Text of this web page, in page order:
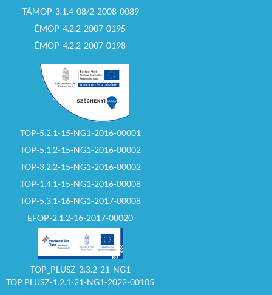
TÁMOP-3.1.4-08/2-2008-0089
ÉMOP-4.2.2-2007-0195
ÉMOP-4.2.2-2007-0198
TOP-5.2.1-15-NG1-2016-00001
TOP-5.1.2-15-NG1-2016-00002
TOP-3.2.2-15-NG1-2016-00002
TOP-1.4.1-15-NG1-2016-00008
TOP-5.3.1-16-NG1-2017-00008
EFOP-2.1.2-16-2017-00020
TOP_PLUSZ-3.3.2-21-NG1
TOP PLUSZ-1.2.1-21-NG1-2022-00105